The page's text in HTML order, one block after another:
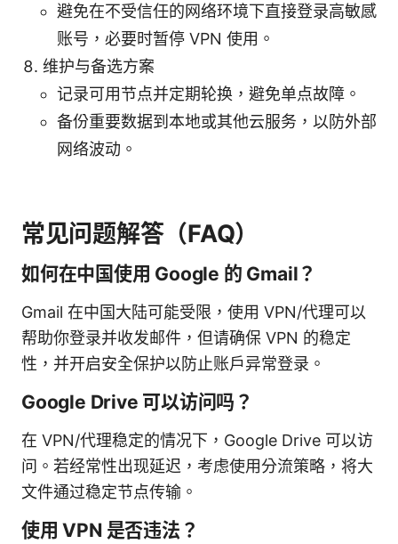
避免在不受信任的网络环境下直接登录高敏感
账号，必要时暂停 VPN 使用。
维护与备选方案
记录可用节点并定期轮换，避免单点故障。
备份重要数据到本地或其他云服务，以防外部
网络波动。
常见问题解答（FAQ）
如何在中国使用 Google 的 Gmail？
Gmail 在中国大陆可能受限，使用 VPN/代理可以
帮助你登录并收发邮件，但请确保 VPN 的稳定
性，并开启安全保护以防止账户异常登录。
Google Drive 可以访问吗？
在 VPN/代理稳定的情况下，Google Drive 可以访
问。若经常性出现延迟，考虑使用分流策略，将大
文件通过稳定节点传输。
使用 VPN 是否违法？